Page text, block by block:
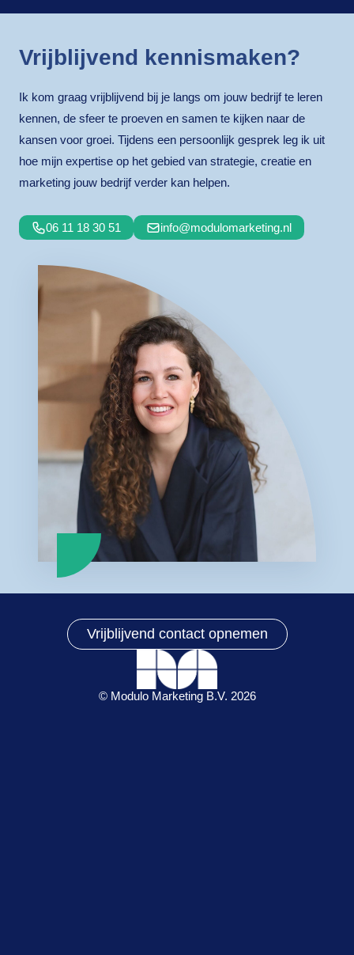
Vrijblijvend kennismaken?
Ik kom graag vrijblijvend bij je langs om jouw bedrijf te leren
kennen, de sfeer te proeven en samen te kijken naar de
kansen voor groei. Tijdens een persoonlijk gesprek leg ik uit
hoe mijn expertise op het gebied van strategie, creatie en
marketing jouw bedrijf verder kan helpen.
06 11 18 30 51 info@modulomarketing.nl
Vrijblijvend contact opnemen
© Modulo Marketing B.V. 2026